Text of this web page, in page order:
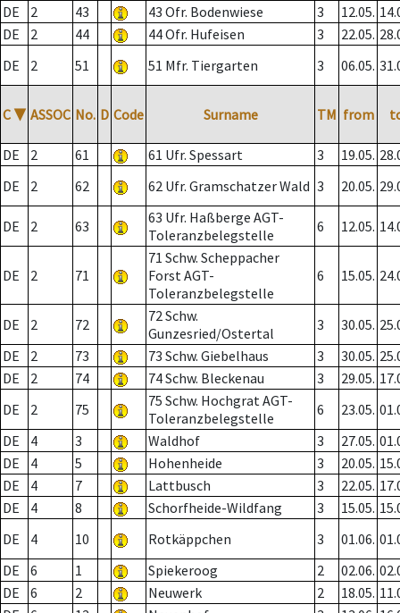
DE
2 43 43 Ofr. Bodenwiese 3 12.05.
DE
2 44 44 Ofr. Hufeisen 3 22.05.
DE
2 51 51 Mfr. Tiergarten 3 06.05.
C ▼ ASSOC No. D Code Surname TM from
DE 2 61 61 Ufr. Spessart 3 19.05.
DE
2 62 62 Ufr. Gramschatzer Wald 3 20.05.
DE 2 63
63 Ufr. Haßberge AGT-
Toleranzbelegstelle
6 12.05.
DE 2 71
71 Schw. Scheppacher
Forst AGT-
Toleranzbelegstelle
6 15.05.
DE 2 72
72 Schw.
Gunzesried/Ostertal
3 30.05.
DE
2 73 73 Schw. Giebelhaus 3 30.05.
DE
2 74 74 Schw. Bleckenau 3 29.05.
DE
2 75
75 Schw. Hochgrat AGT-
Toleranzbelegstelle
6 23.05.
DE
4 3 Waldhof 3 27.05.
DE
4 5 Hohenheide 3 20.05.
DE
4 7 Lattbusch 3 22.05.
DE
4 8 Schorfheide-Wildfang 3 15.05.
DE
4 10 Rotkäppchen 3 01.06.
DE
6 1 Spiekeroog 2 02.06.
DE
6 2 Neuwerk 2 18.05.